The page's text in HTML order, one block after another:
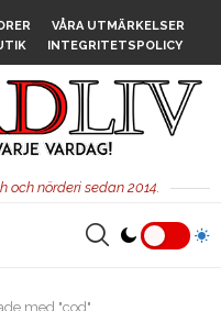
VÅRA UTMÄRKELSER
INTEGRITETSPOLICY
och nörderi sedan 2014.
med "cod"